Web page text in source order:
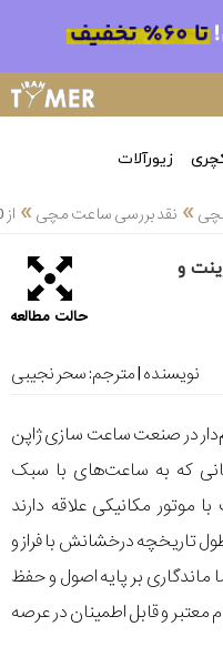
زیورآلات
» نقد بررسی ساعت مچی» از 0 تا 100 تاریخچه ساعت اورینت و پیشرفت‌هایش
و
حالت مطالعه
نویسنده | مترجم:سحر نجیبی
در صنعت ساعت سازی ژاپن
که به ساعت‌های با سبک
مکانیکی علاقه دارند
تاریخچه درخشانش با فراز و
ماندگاری بر پایه اصول و حفظ
معتبر و قابل اطمینان در عرصه